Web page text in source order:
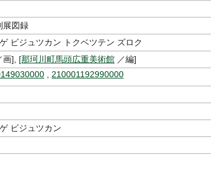
展図録
ビジュツカン トクベツテン ズロク
画], [那珂川町馬頭広重美術館 ／編]
210001192990000
ビジュツカン